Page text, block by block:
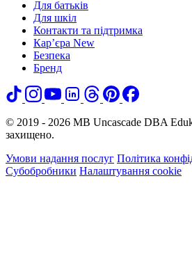
Для батьків
Для шкіл
Контакти та підтримка
Кар’єра New
Безпека
Бренд
© 2019 - 2026 MB Uncascade DBA
захищено.
Умови надання послуг Політика
Субобробники Налаштування cookie